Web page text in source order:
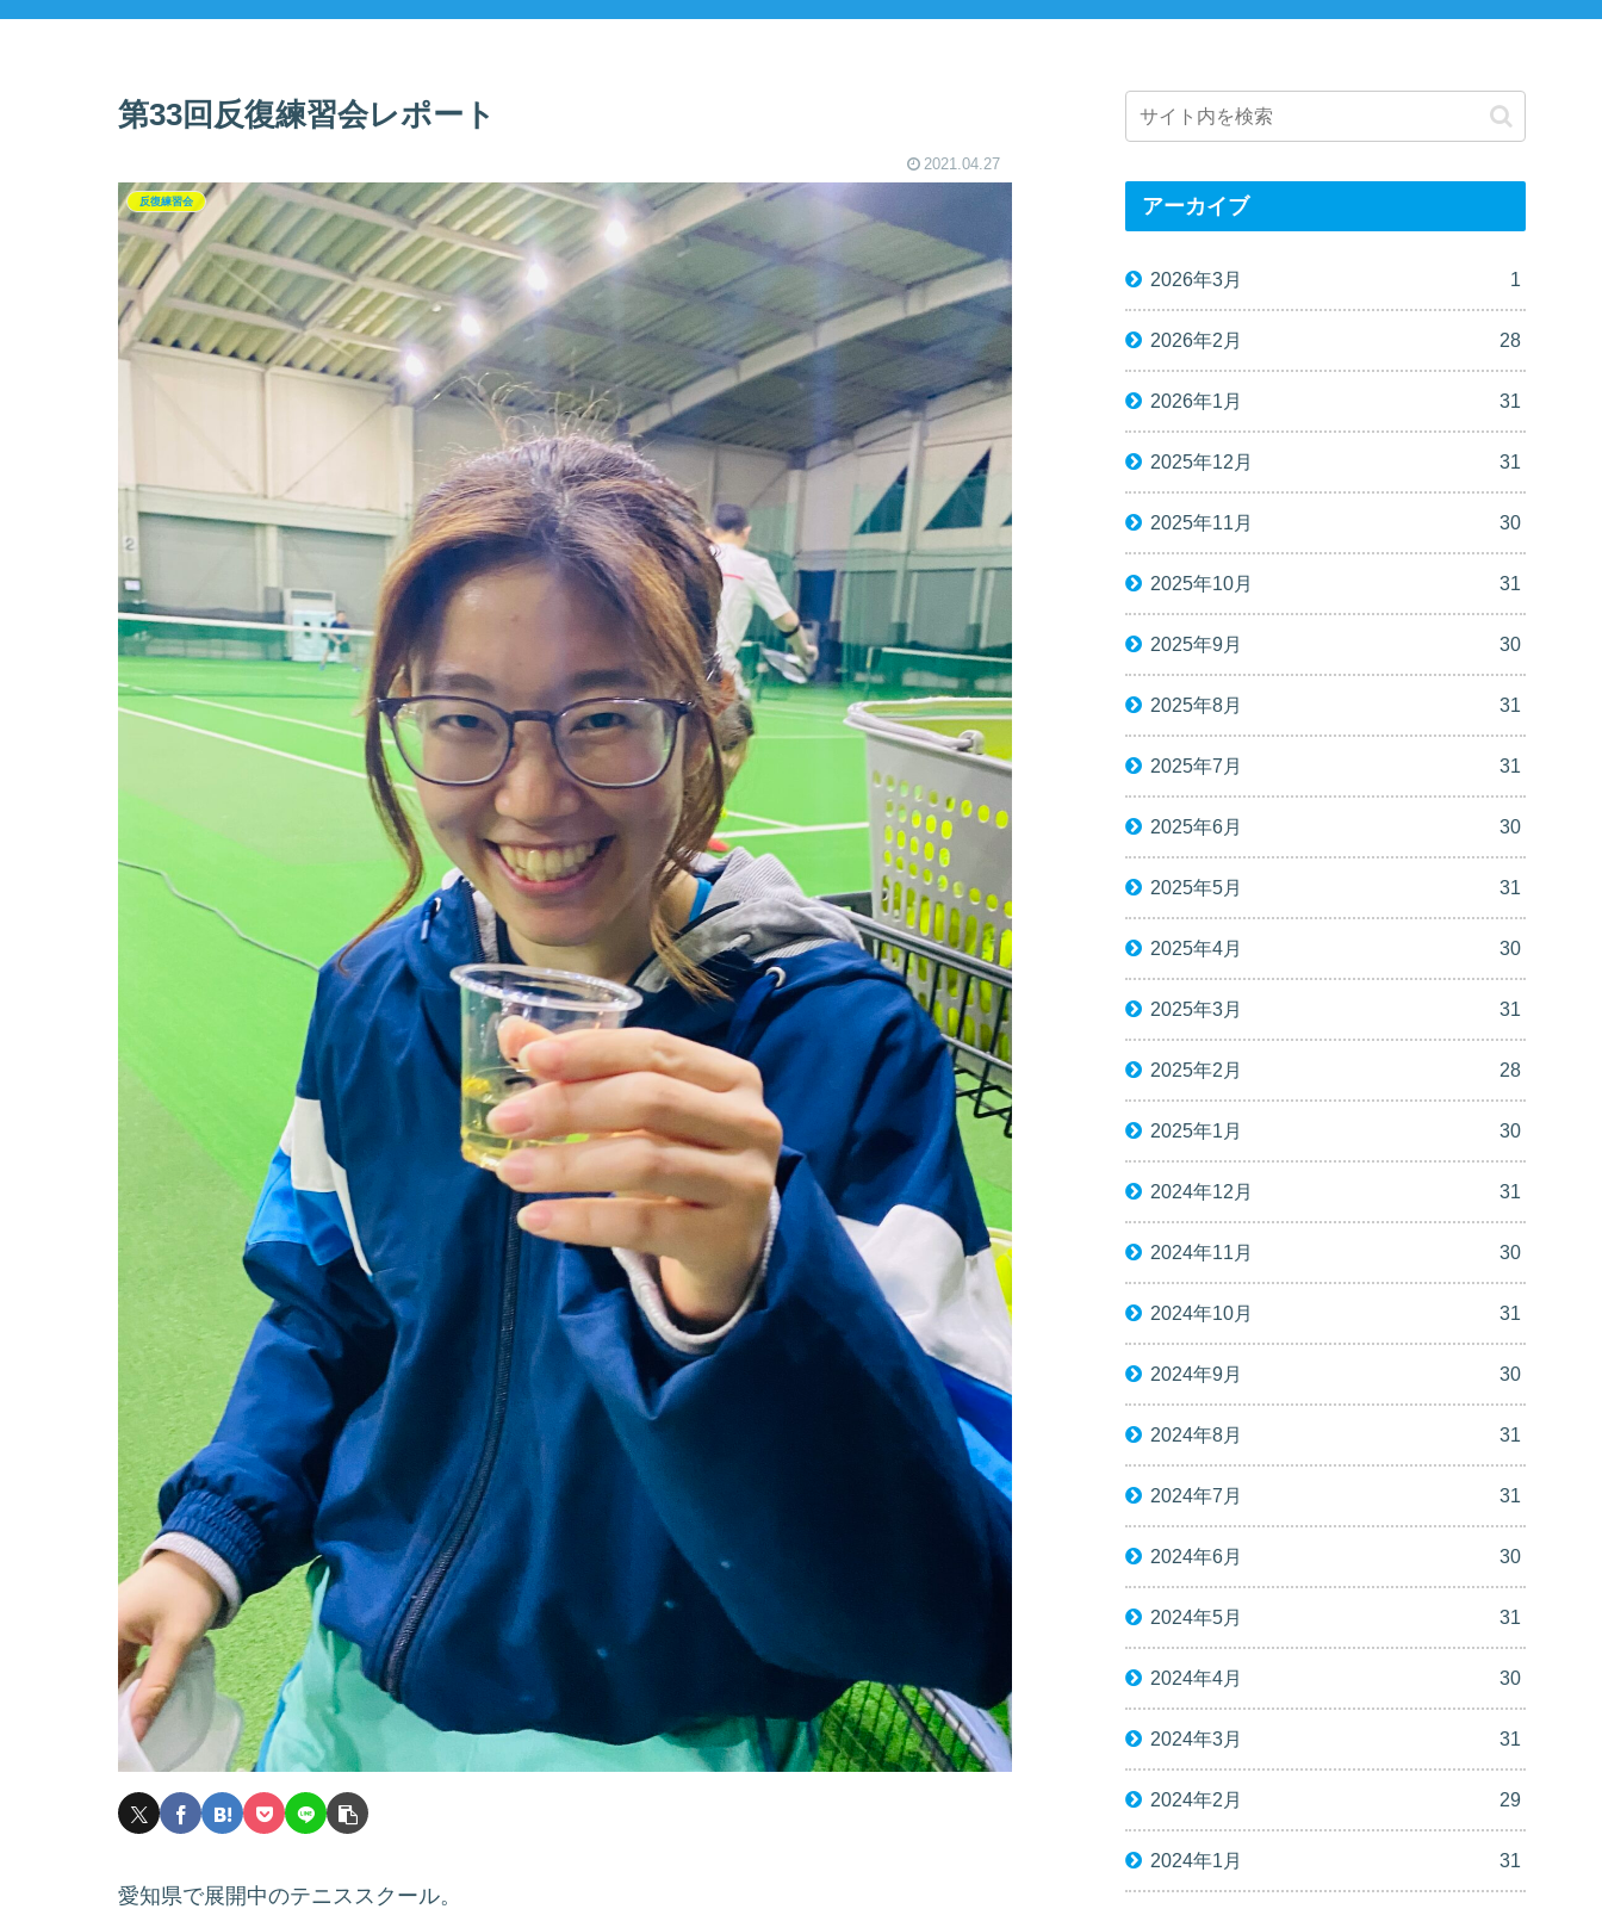
第33回反復練習会レポート
2021.04.27
反復練習会
愛知県で展開中のテニススクール。
アーカイブ
2026年3月 1
2026年2月 28
2026年1月 31
2025年12月 31
2025年11月 30
2025年10月 31
2025年9月 30
2025年8月 31
2025年7月 31
2025年6月 30
2025年5月 31
2025年4月 30
2025年3月 31
2025年2月 28
2025年1月 30
2024年12月 31
2024年11月 30
2024年10月 31
2024年9月 30
2024年8月 31
2024年7月 31
2024年6月 30
2024年5月 31
2024年4月 30
2024年3月 31
2024年2月 29
2024年1月 31